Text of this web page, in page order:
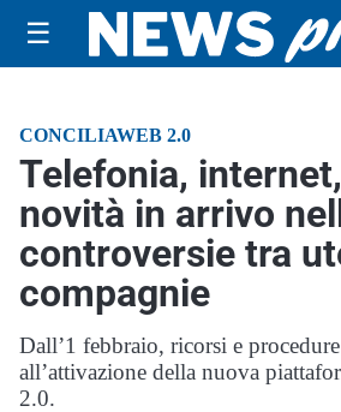
☰
CONCILIAWEB 2.0
Telefonia,
novità in arrivo
controversie tra
compagnie
Dall’1 febbraio, ricorsi e
all’attivazione della nuova
2.0.